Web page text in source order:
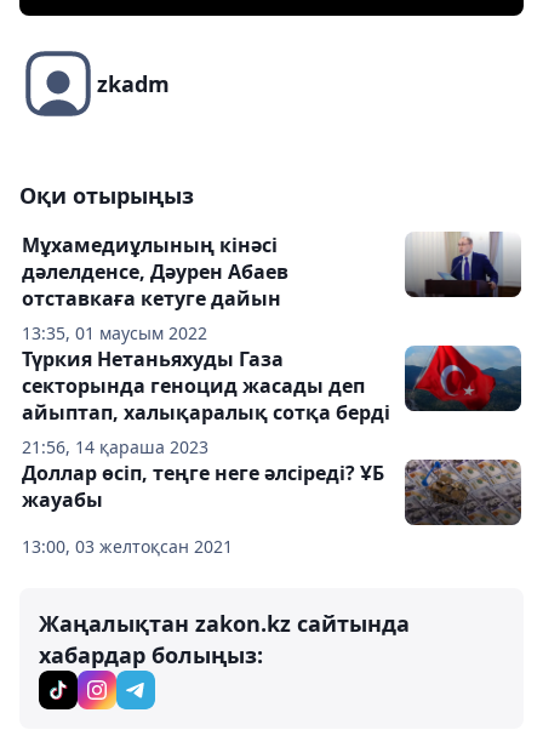
zkadm
Оқи отырыңыз
13:35, 01 маусым 2022
Мұхамедиұлының кінәсі
дәлелденсе, Дәурен Абаев
отставкаға кетуге дайын
21:56, 14 қараша 2023
Түркия Нетаньяхуды Газа
секторында геноцид жасады деп
айыптап, халықаралық сотқа берді
13:00, 03 желтоқсан 2021
Доллар өсіп, теңге неге әлсіреді? ҰБ
жауабы
Жаңалықтан zakon.kz сайтында
хабардар болыңыз: